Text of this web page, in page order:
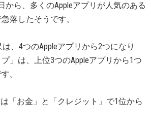
から、多くのAppleアプリが人気のある
落したそうです。
は、4つのAppleアプリから2つになり
プ」は、上位3つのAppleアプリから1つ
。
は「お金」と「クレジット」で1位から